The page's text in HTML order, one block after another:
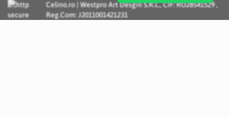
Celino.ro | Westpro Art Desgin S.R.L., CIF: RO28541529 ,
Reg.Com: J2011001421231